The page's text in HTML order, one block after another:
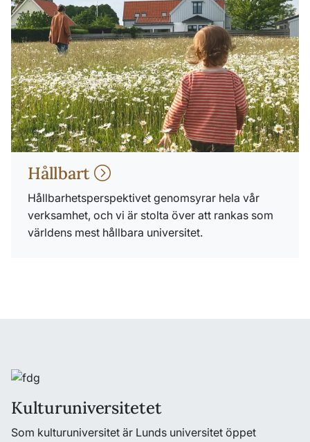
Hållbart
Hållbarhetsperspektivet genomsyrar hela vår
verksamhet, och vi är stolta över att rankas som
världens mest hållbara universitet.
Kulturuniversitetet
Som kulturuniversitet är Lunds universitet öppet